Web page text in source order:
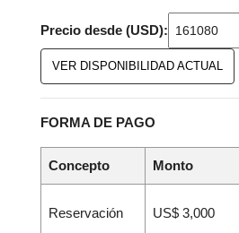
Precio desde (USD):
VER DISPONIBILIDAD ACTUAL
FORMA DE PAGO
Concepto Monto
Reservación US$ 3,000